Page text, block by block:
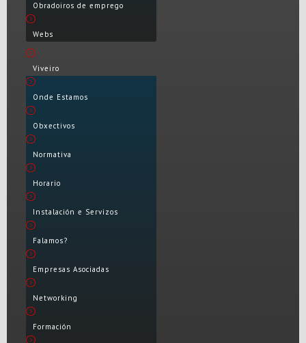
Obradoiros de emprego
Webs
Viveiro
Onde Estamos
Obxectivos
Normativa
Horario
Instalación e Servizos
Falamos?
Empresas Asociadas
Networking
Formación